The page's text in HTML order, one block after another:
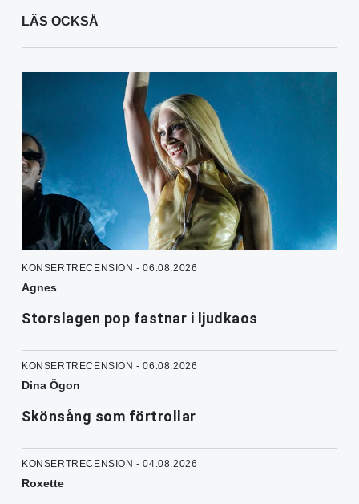
LÄS OCKSÅ
KONSERTRECENSION - 06.08.2026
Agnes
Storslagen pop fastnar i ljudkaos
KONSERTRECENSION - 06.08.2026
Dina Ögon
Skönsång som förtrollar
KONSERTRECENSION - 04.08.2026
Roxette